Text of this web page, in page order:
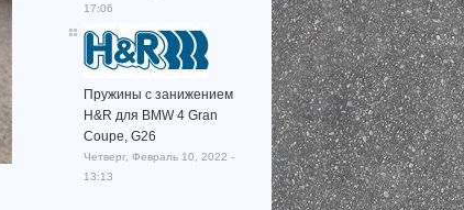
17:06
Пружины с занижением
H&R для BMW 4 Gran
Coupe, G26
Четверг, Февраль 10, 2022 -
13:13